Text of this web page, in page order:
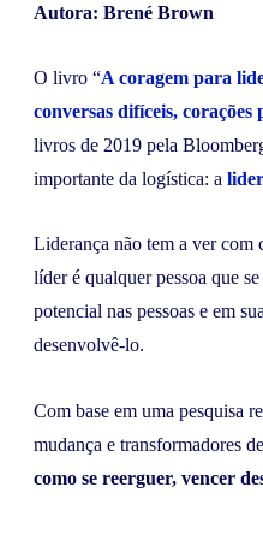
Autora: Brené Brown
O livro “A coragem para
conversas difíceis, corações
livros de 2019 pela
importante da logística: a
Liderança não tem a ver com
líder é qualquer pessoa que
potencial nas pessoas e em
desenvolvê-lo.
Com base em uma pesquisa
mudança e transformadores
como se reerguer, vencer